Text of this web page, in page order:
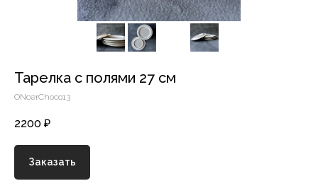
Тарелка с полями 27 см
ONcerChoco13
2200 ₽
Заказать